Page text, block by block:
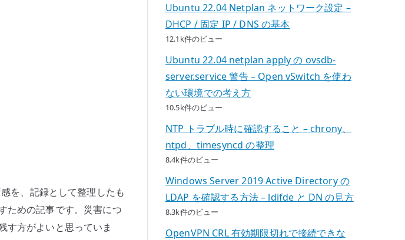
を、記録として整理したも
ための記事です。災害につ
す方がよいと思っていま
Ubuntu 22.04 Netplan ネットワーク設定 –
DHCP / 固定 IP / DNS の基本
12.1k件のビュー
Ubuntu 22.04 netplan apply の ovsdb-
server.service 警告 – Open vSwitch を使わ
ない環境での考え方
10.5k件のビュー
NTP トラブル時に確認すること – chrony、
ntpd、timesyncd の整理
8.4k件のビュー
Windows Server 2019 Active Directory の
LDAP を確認する方法 – ldifde と DN の見方
8.3k件のビュー
OpenVPN CRL 有効期限切れで接続できな